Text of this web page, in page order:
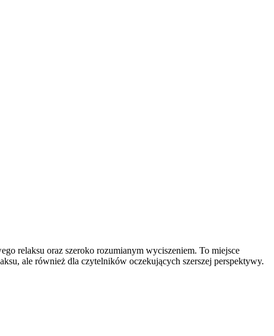
relaksu oraz szeroko rozumianym wyciszeniem. To miejsce
ale również dla czytelników oczekujących szerszej perspektywy.